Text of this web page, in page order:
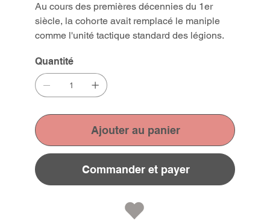
Au cours des premières décennies du 1er
siècle, la cohorte avait remplacé le maniple
comme l'unité tactique standard des légions.
Quantité
Ajouter au panier
Commander et payer